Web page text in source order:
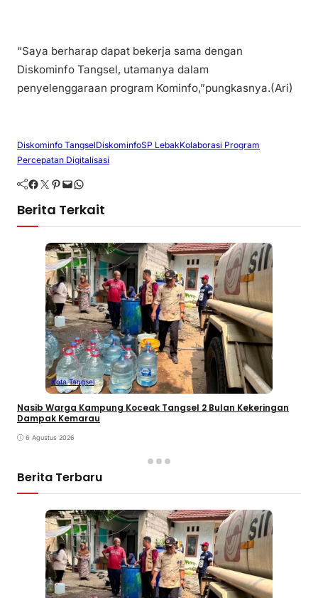
“Saya berharap dapat bekerja sama dengan
Diskominfo Tangsel, utamanya dalam
penyelenggaraan program Kominfo,”pungkasnya.(Ari)
Diskominfo TangselDiskominfoSP LebakKolaborasi Program
Percepatan Digitalisasi
Facebook Twitter Pinterest Mail WhatsApp
Berita Terkait
Kota Tangsel
Nasib Warga Kampung Koceak Tangsel 2 Bulan Kekeringan
Dampak Kemarau
6 Agustus 2026
Berita Terbaru